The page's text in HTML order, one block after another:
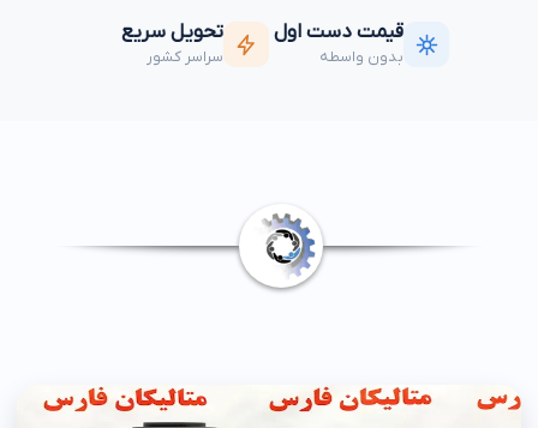
کوپلینگ اتصال سریع
هوس
قیمت دست اول
بدون واسطه
تحویل سریع
سراسر کشور